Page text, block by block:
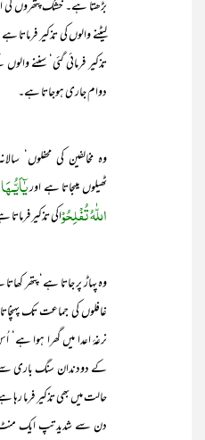
بڑھتا ہے۔ خشک پتھروں
لیٹنے والوں کی تذکیر
تذکیر فرمائی گئی‘ سننے
دوام جاری ہوجاتا ہے۔
وہ مخالفین کی محفلوں‘
ٹھیلوں میںجاتا ہے اور
اللّٰہُ تُفْلِحُوْاکی تذکیر فرماتا
وہ پہاڑ پر جاتا ہے‘ پتھر
غافلوں کی جماعت تک
نرغۂ اعدا میں گھرا ہوا
کے دودندان سنگ باری
حالت میں بھی تذکیر فرما رہا
دن سے شدید تپ ایک